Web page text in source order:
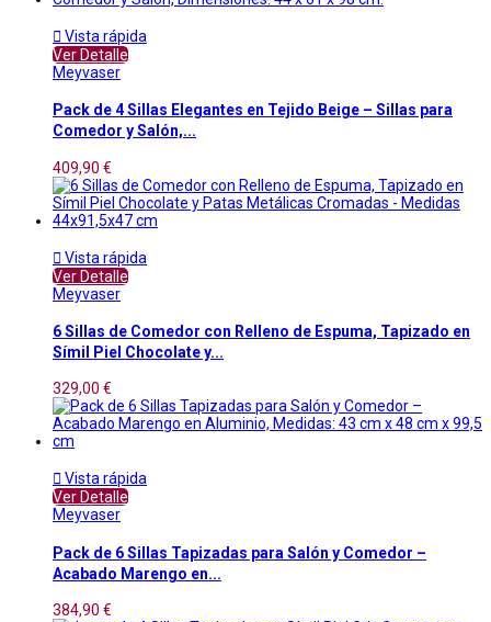
 Vista rápida
Ver Detalle
Meyvaser
Pack de 4 Sillas Elegantes en Tejido Beige – Sillas para
Comedor y Salón,...
409,90 €
 Vista rápida
Ver Detalle
Meyvaser
6 Sillas de Comedor con Relleno de Espuma, Tapizado en
Símil Piel Chocolate y...
329,00 €
 Vista rápida
Ver Detalle
Meyvaser
Pack de 6 Sillas Tapizadas para Salón y Comedor –
Acabado Marengo en...
384,90 €